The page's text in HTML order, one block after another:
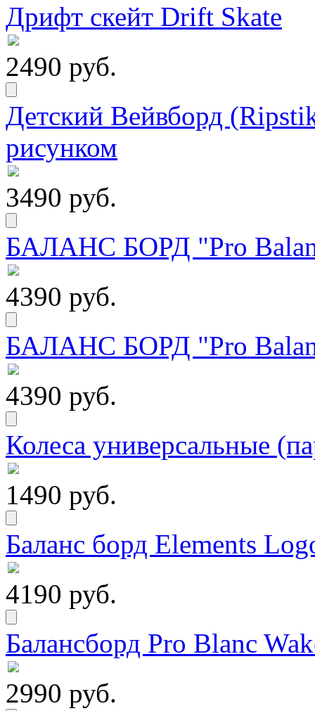
Дрифт скейт Drift Skate
2490 руб.
Детский Вейвборд
рисунком
3490 руб.
БАЛАНС БОРД "Pro
4390 руб.
БАЛАНС БОРД "Pro
4390 руб.
Колеса универсальные
1490 руб.
Баланс борд Elements
4190 руб.
Балансборд Pro Blanc
2990 руб.